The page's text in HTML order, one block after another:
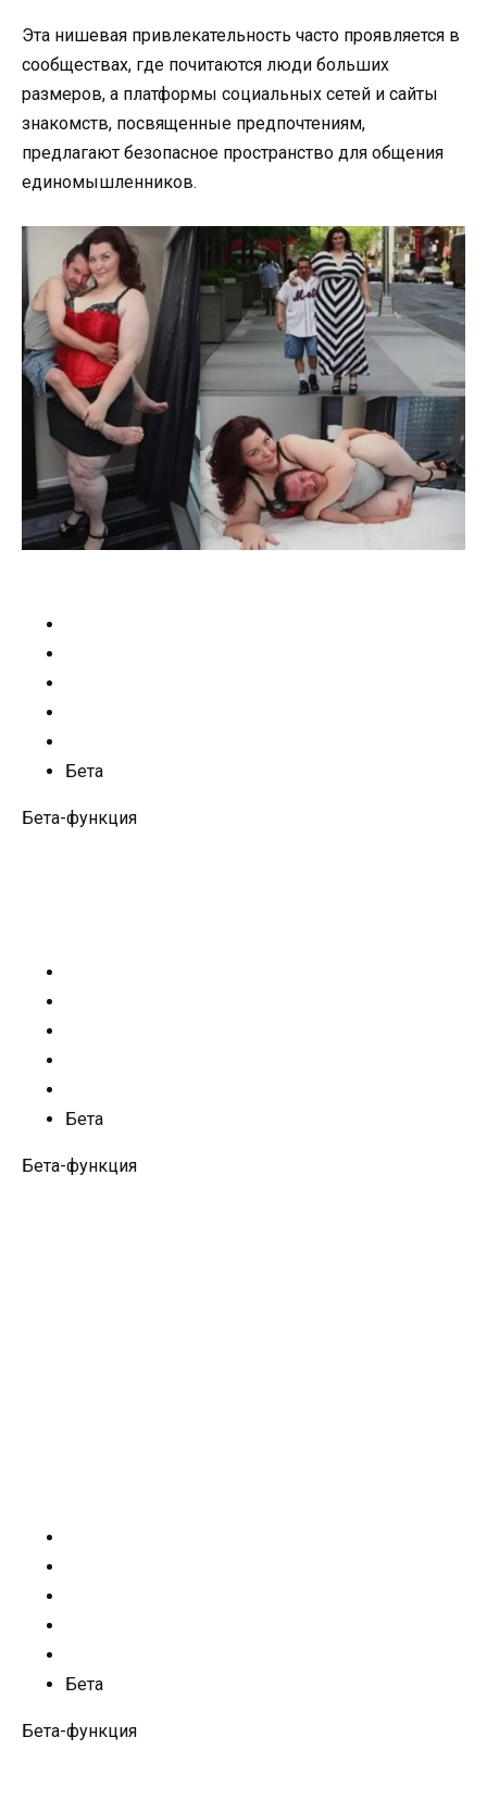
Эта нишевая привлекательность часто проявляется в
сообществах, где почитаются люди больших
размеров, а платформы социальных сетей и сайты
знакомств, посвященные предпочтениям,
предлагают безопасное пространство для общения
единомышленников.
Бета
Бета-функция
Бета
Бета-функция
Бета
Бета-функция